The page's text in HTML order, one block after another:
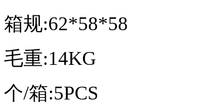
箱规:62*58*58
毛重:14KG
个/箱:5PCS